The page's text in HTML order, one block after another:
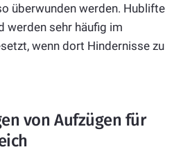
überwunden werden. Hublifte
werden sehr häufig im
wenn dort Hindernisse zu
von Aufzügen für